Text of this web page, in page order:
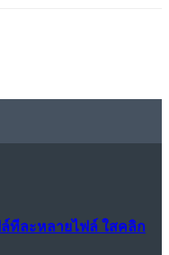
ล์ทีละหลายไฟล์ ใสคลิก